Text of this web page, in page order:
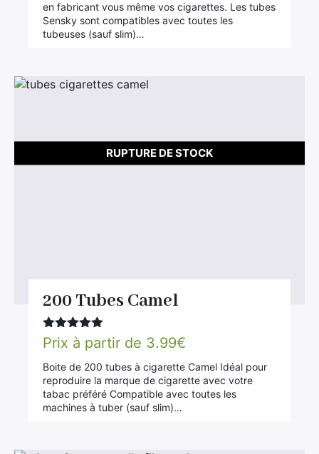
en fabricant vous même vos cigarettes. Les tubes
Sensky sont compatibles avec toutes les
tubeuses (sauf slim)…
RUPTURE DE STOCK
200 Tubes Camel
Note 5.00
sur 5
Prix à partir de 3.99€
Boite de 200 tubes à cigarette Camel Idéal pour
reproduire la marque de cigarette avec votre
tabac préféré Compatible avec toutes les
machines à tuber (sauf slim)…